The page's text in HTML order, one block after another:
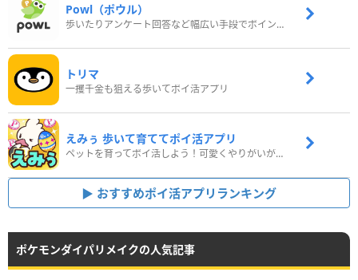
Powl（ポウル）
歩いたりアンケート回答など幅広い手段でポイントをゲット
トリマ
一攫千金も狙える歩いてポイ活アプリ
えみぅ 歩いて育ててポイ活アプリ
ペットを育ってポイ活しよう！可愛くやりがいがある新感覚アプリ
おすすめポイ活アプリランキング
ポケモンダイパリメイクの人気記事